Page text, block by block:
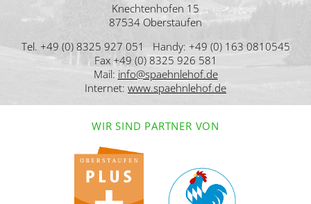
Knechtenhofen 15
87534 Oberstaufen
Tel. +49 (0) 8325 927 051 Handy: +49 (0) 163 0810545
Fax +49 (0) 8325 926 581
Mail: info@spaehnlehof.de
Internet: www.spaehnlehof.de
WIR SIND PARTNER VON